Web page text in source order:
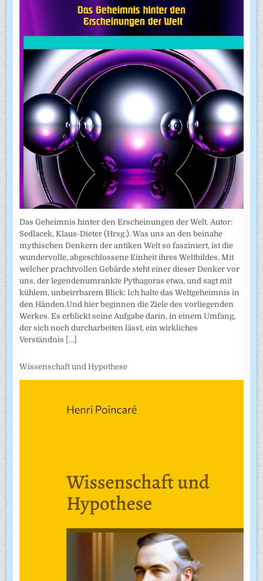
Das Geheimnis hinter den Erscheinungen der Welt. Autor:
Sedlacek, Klaus-Dieter (Hrsg.). Was uns an den beinahe
mythischen Denkern der antiken Welt so fasziniert, ist die
wundervolle, abgeschlossene Einheit ihres Weltbildes. Mit
welcher prachtvollen Gebärde steht einer dieser Denker vor
uns, der legendenumrankte Pythagoras etwa, und sagt mit
kühlem, unbeirrbarem Blick: Ich halte das Weltgeheimnis in
den Händen.Und hier beginnen die Ziele des vorliegenden
Werkes. Es erblickt seine Aufgabe darin, in einem Umfang,
der sich noch durcharbeiten lässt, ein wirkliches
Verständnis [...]
Wissenschaft und Hypothese